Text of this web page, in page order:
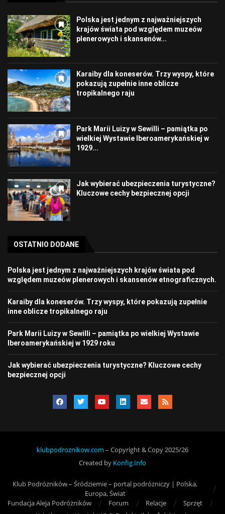
Polska jest jednym z najważniejszych
krajów świata pod względem muzeów
plenerowych i skansenów...
Karaiby dla koneserów. Trzy wyspy, które
pokazują zupełnie inne oblicze
tropikalnego raju
Park Marii Luizy w Sewilli – pamiątka po
wielkiej Wystawie Iberoamerykańskiej w
1929...
Jak wybierać ubezpieczenia turystyczne?
Kluczowe cechy bezpiecznej opcji
OSTATNIO DODANE
Polska jest jednym z najważniejszych krajów świata pod
względem muzeów plenerowych i skansenów etnograficznych.
Karaiby dla koneserów. Trzy wyspy, które pokazują zupełnie
inne oblicze tropikalnego raju
Park Marii Luizy w Sewilli – pamiątka po wielkiej Wystawie
Iberoamerykańskiej w 1929 roku
Jak wybierać ubezpieczenia turystyczne? Kluczowe cechy
bezpiecznej opcji
klubpodroznikow.com – Copyright & Copy 2025/26
Created by Konfig.Info
Klub Podróżników – Śródziemie – portal podróżniczy | Polska,
Europa, Świat
Fundacja Aleja Podróżników
Forum Relacje
Sprzęt